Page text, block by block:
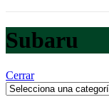
Subaru
Cerrar
Selecciona